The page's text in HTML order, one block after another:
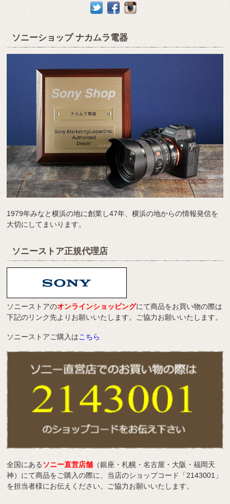
ソニーショップ ナカムラ電器
1979年みなと横浜の地に創業し47年、横浜の地からの情報発信を
大切にしてまいります。
ソニーストア正規代理店
ソニーストアのオンラインショッピングにて商品をお買い物の際は
下記のリンク先よりお願いいたします。ご協力お願いいたします。
ソニーストアご購入はこちら
全国にある ソニー直営店舗 （銀座・札幌・名古屋・大阪・福岡天
神）にて商品をご購入の際に、当店のショップコード「2143001」
を担当者様にお伝えください。ご協力お願いいたします。